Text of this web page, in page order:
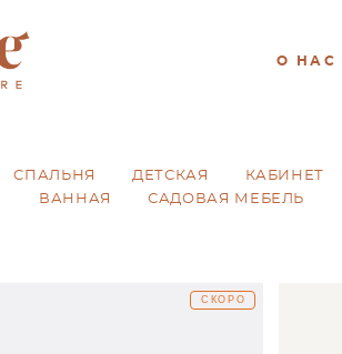
О НАС
CПАЛЬНЯ ДЕТСКАЯ КАБИНЕТ
ВАННАЯ САДОВАЯ МЕБЕЛЬ
СКОРО